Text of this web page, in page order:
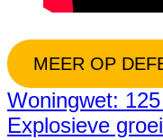
MEER OP
Woningwet:
Explosieve